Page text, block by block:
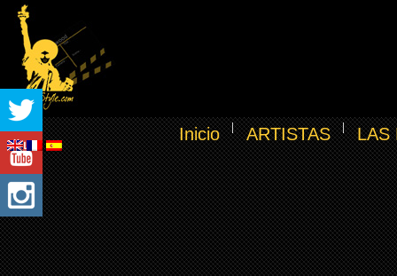
Inicio ARTISTAS LAS